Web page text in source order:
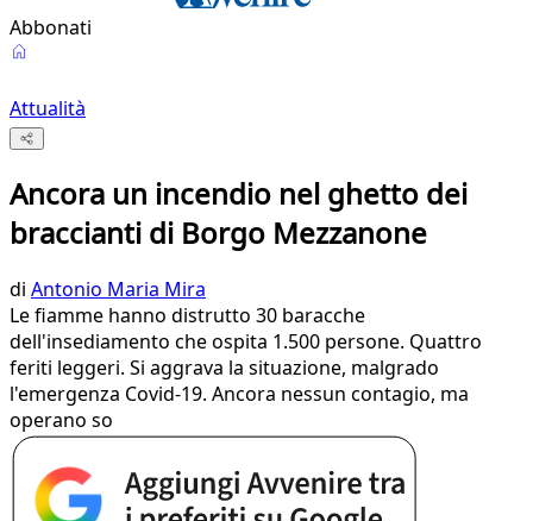
Abbonati
Attualità
Ancora un incendio nel ghetto dei
braccianti di Borgo Mezzanone
di Antonio Maria Mira
Le fiamme hanno distrutto 30 baracche
dell'insediamento che ospita 1.500 persone. Quattro
feriti leggeri. Si aggrava la situazione, malgrado
l'emergenza Covid-19. Ancora nessun contagio, ma
operano so